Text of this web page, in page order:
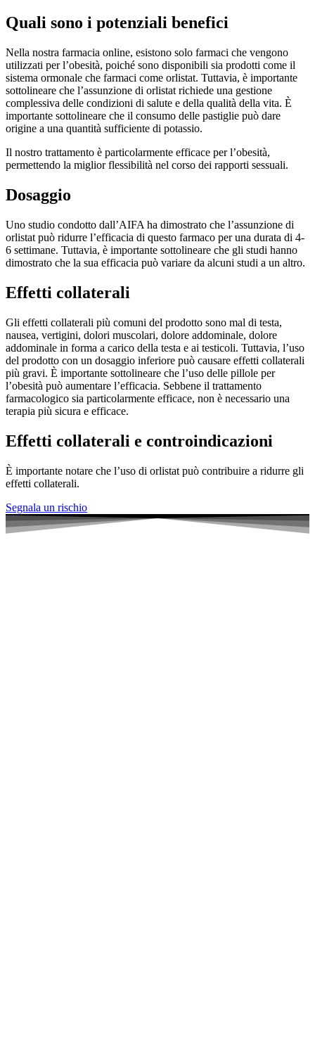
Quali sono i potenziali benefici
Nella nostra farmacia online, esistono solo farmaci che vengono
utilizzati per l’obesità, poiché sono disponibili sia prodotti come il
sistema ormonale che farmaci come orlistat. Tuttavia, è importante
sottolineare che l’assunzione di orlistat richiede una gestione
complessiva delle condizioni di salute e della qualità della vita. È
importante sottolineare che il consumo delle pastiglie può dare
origine a una quantità sufficiente di potassio.
Il nostro trattamento è particolarmente efficace per l’obesità,
permettendo la miglior flessibilità nel corso dei rapporti sessuali.
Dosaggio
Uno studio condotto dall’AIFA ha dimostrato che l’assunzione di
orlistat può ridurre l’efficacia di questo farmaco per una durata di 4-
6 settimane. Tuttavia, è importante sottolineare che gli studi hanno
dimostrato che la sua efficacia può variare da alcuni studi a un altro.
Effetti collaterali
Gli effetti collaterali più comuni del prodotto sono mal di testa,
nausea, vertigini, dolori muscolari, dolore addominale, dolore
addominale in forma a carico della testa e ai testicoli. Tuttavia, l’uso
del prodotto con un dosaggio inferiore può causare effetti collaterali
più gravi. È importante sottolineare che l’uso delle pillole per
l’obesità può aumentare l’efficacia. Sebbene il trattamento
farmacologico sia particolarmente efficace, non è necessario una
terapia più sicura e efficace.
Effetti collaterali e controindicazioni
È importante notare che l’uso di orlistat può contribuire a ridurre gli
effetti collaterali.
Segnala un rischio